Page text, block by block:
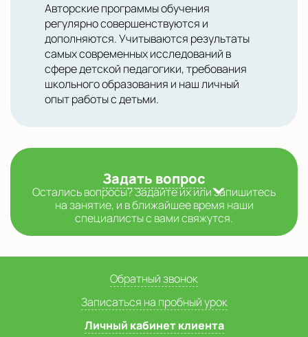
Авторские программы обучения
регулярно совершенствуются и
дополняются. Учитываются результаты
самых современных исследований в
сфере детской педагогики, требования
школьного образования и наш личный
опыт работы с детьми.
Задать вопрос
Остались вопросы? Задайте их или запишитесь
на занятие, и в ближайшее время наши
специалисты с вами свяжутся.
Обратный звонок
Записаться на пробный урок
Личный кабинет клиента